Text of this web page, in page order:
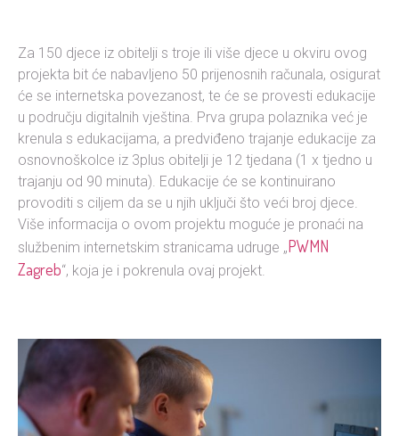
Za 150 djece iz obitelji s troje ili više djece u okviru ovog
projekta bit će nabavljeno 50 prijenosnih računala, osigurat
će se internetska povezanost, te će se provesti edukacije
u području digitalnih vještina. Prva grupa polaznika već je
krenula s edukacijama, a predviđeno trajanje edukacije za
osnovnoškolce iz 3plus obitelji je 12 tjedana (1 x tjedno u
trajanju od 90 minuta). Edukacije će se kontinuirano
provoditi s ciljem da se u njih uključi što veći broj djece.
Više informacija o ovom projektu moguće je pronaći na
službenim internetskim stranicama udruge „PWMN
Zagreb“, koja je i pokrenula ovaj projekt.